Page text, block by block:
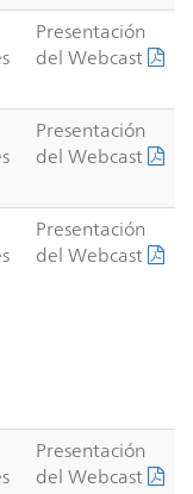
Presentación
del Webcast
Presentación
del Webcast
Presentación
del Webcast
Presentación
del Webcast